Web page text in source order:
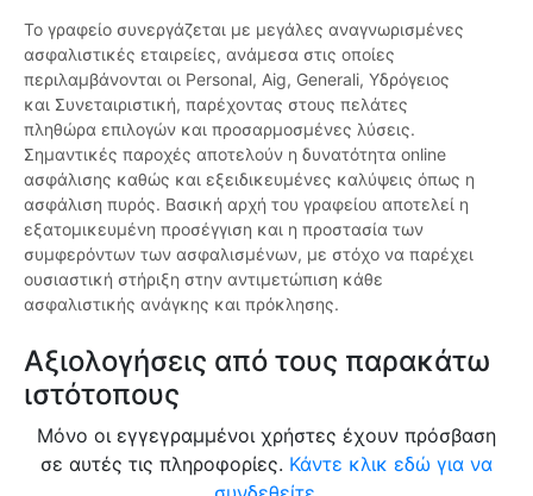
Το γραφείο συνεργάζεται με μεγάλες αναγνωρισμένες
ασφαλιστικές εταιρείες, ανάμεσα στις οποίες
περιλαμβάνονται οι Personal, Aig, Generali, Υδρόγειος
και Συνεταιριστική, παρέχοντας στους πελάτες
πληθώρα επιλογών και προσαρμοσμένες λύσεις.
Σημαντικές παροχές αποτελούν η δυνατότητα online
ασφάλισης καθώς και εξειδικευμένες καλύψεις όπως η
ασφάλιση πυρός. Βασική αρχή του γραφείου αποτελεί η
εξατομικευμένη προσέγγιση και η προστασία των
συμφερόντων των ασφαλισμένων, με στόχο να παρέχει
ουσιαστική στήριξη στην αντιμετώπιση κάθε
ασφαλιστικής ανάγκης και πρόκλησης.
Αξιολογήσεις από τους παρακάτω
ιστότοπους
Μόνο οι εγγεγραμμένοι χρήστες έχουν πρόσβαση
σε αυτές τις πληροφορίες. Κάντε κλικ εδώ για να